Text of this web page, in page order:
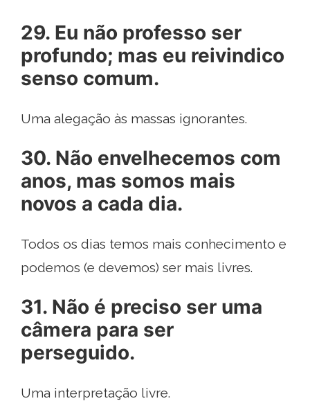
29. Eu não professo ser
profundo; mas eu reivindico
senso comum.
Uma alegação às massas ignorantes.
30. Não envelhecemos com
anos, mas somos mais
novos a cada dia.
Todos os dias temos mais conhecimento e
podemos (e devemos) ser mais livres.
31. Não é preciso ser uma
câmera para ser
perseguido.
Uma interpretação livre.